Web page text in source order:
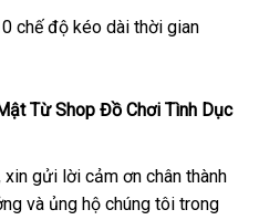
Từ Shop Đồ Chơi Tình Dục
xin gửi lời cảm ơn chân thành
đăng
và ủng hộ chúng tôi trong